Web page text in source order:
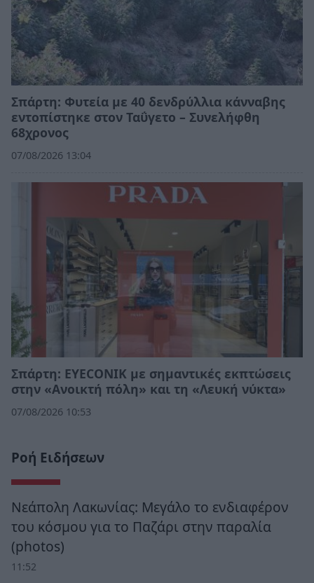
Σπάρτη: Φυτεία με 40 δενδρύλλια κάνναβης
εντοπίστηκε στον Ταΰγετο – Συνελήφθη
68χρονος
07/08/2026 13:04
Σπάρτη: EYECONIK με σημαντικές εκπτώσεις
στην «Ανοικτή πόλη» και τη «Λευκή νύκτα»
07/08/2026 10:53
Ροή Ειδήσεων
Νεάπολη Λακωνίας: Μεγάλο το ενδιαφέρον
του κόσμου για το Παζάρι στην παραλία
(photos)
11:52